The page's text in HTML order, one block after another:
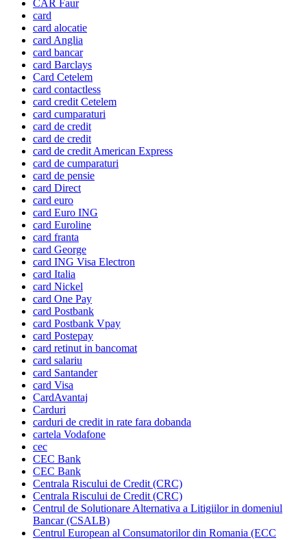
CAR Faur
card
card alocatie
card Anglia
card bancar
card Barclays
Card Cetelem
card contactless
card credit Cetelem
card cumparaturi
card de credit
card de credit
card de credit American Express
card de cumparaturi
card de pensie
card Direct
card euro
card Euro ING
card Euroline
card franta
card George
card ING Visa Electron
card Italia
card Nickel
card One Pay
card Postbank
card Postbank Vpay
card Postepay
card retinut in bancomat
card salariu
card Santander
card Visa
CardAvantaj
Carduri
carduri de credit in rate fara dobanda
cartela Vodafone
cec
CEC Bank
CEC Bank
Centrala Riscului de Credit (CRC)
Centrala Riscului de Credit (CRC)
Centrul de Solutionare Alternativa a Litigiilor in domeniul
Bancar (CSALB)
Centrul European al Consumatorilor din Romania (ECC